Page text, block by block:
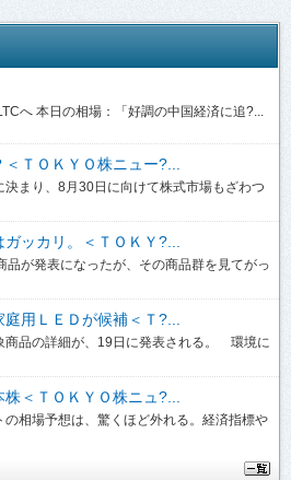
へ 本日の相場：「好調の中国経済に追?...
ＴＯＫＹＯ株ニュー?...
まり、8月30日に向けて株式市場もざわつ
ッカリ。＜ＴＯＫＹ?...
品が発表になったが、その商品群を見てがっ
用ＬＥＤが候補＜Ｔ?...
品の詳細が、19日に発表される。 環境に
＜ＴＯＫＹＯ株ニュ?...
相場予想は、驚くほど外れる。経済指標や